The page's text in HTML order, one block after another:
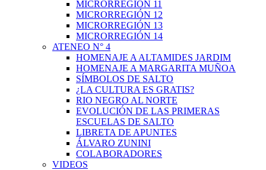
MICRORREGIÓN 11
MICRORREGIÓN 12
MICRORREGIÓN 13
MICRORREGIÓN 14
ATENEO N° 4
HOMENAJE A ALTAMIDES JARDIM
HOMENAJE A MARGARITA MUÑOA
SÍMBOLOS DE SALTO
¿LA CULTURA ES GRATIS?
RIO NEGRO AL NORTE
EVOLUCIÓN DE LAS PRIMERAS
ESCUELAS DE SALTO
LIBRETA DE APUNTES
ÁLVARO ZUNINI
COLABORADORES
VIDEOS